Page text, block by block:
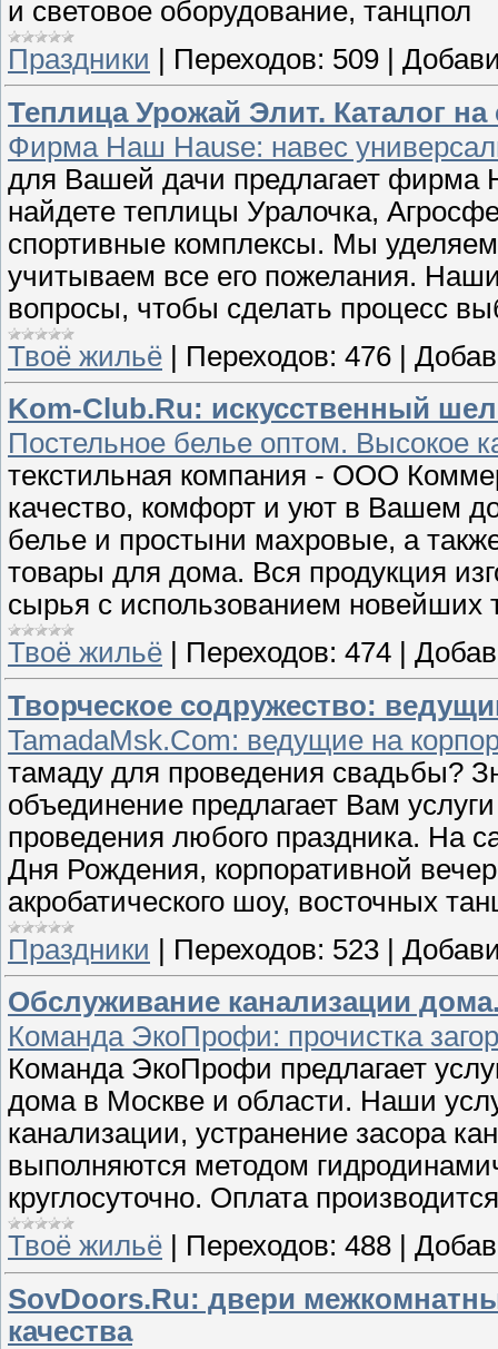
и световое оборудование, танцпол
Праздники
Переходов: 509
Теплица Урожай Элит. Каталог на
Фирма Наш Hause: навес
для Вашей дачи предлагает
найдете теплицы Уралочка,
спортивные комплексы. Мы
учитываем все его пожелания.
вопросы, чтобы сделать процесс
Твоё жильё | Переходов: 476 |
Kom-Club.Ru: искусственный
Постельное белье оптом. Высокое
текстильная компания - ООО
качество, комфорт и уют в Вашем
белье и простыни махровые, а
товары для дома. Вся продукция
сырья с использованием новейших
Твоё жильё
Переходов: 474
Творческое содружество:
TamadaMsk.Com: ведущие на
тамаду для проведения свадьбы?
объединение предлагает Вам
проведения любого праздника. На
Дня Рождения, корпоративной
акробатического шоу, восточных
Праздники
Переходов: 523
Обслуживание канализации
Команда ЭкоПрофи: прочистка
Команда ЭкоПрофи предлагает
дома в Москве и области. Наши
канализации, устранение засора
выполняются методом
круглосуточно. Оплата
Твоё жильё
Переходов: 488
SovDoors.Ru: двери
качества